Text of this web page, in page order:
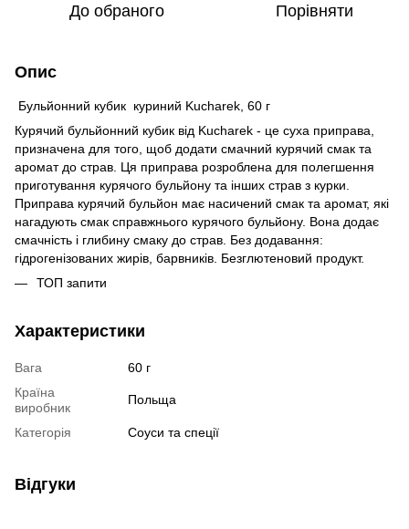
До обраного Порівняти
Опис
Бульйонний кубик куриний Kucharek, 60 г
Курячий бульйонний кубик від Kucharek - це суха приправа,
призначена для того, щоб додати смачний курячий смак та
аромат до страв. Ця приправа розроблена для полегшення
приготування курячого бульйону та інших страв з курки.
Приправа курячий бульйон має насичений смак та аромат, які
нагадують смак справжнього курячого бульйону. Вона додає
смачність і глибину смаку до страв. Без додавання:
гідрогенізованих жирів, барвників. Безглютеновий продукт.
ТОП запити
Характеристики
Вага
60 г
Країна
виробник
Польща
Категорія Соуси та спеції
Відгуки